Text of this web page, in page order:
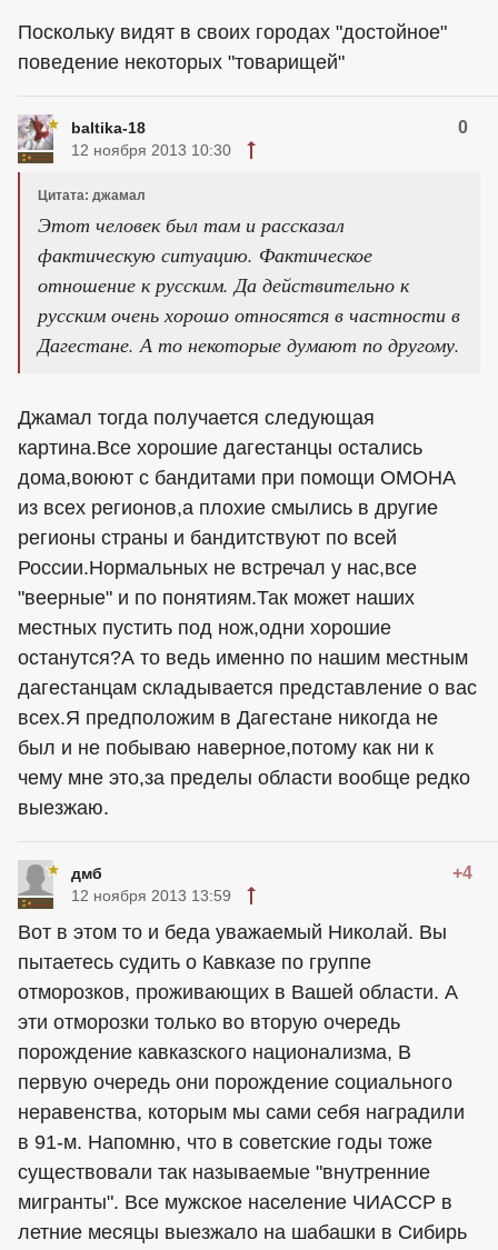
Поскольку видят в своих городах "достойное"
поведение некоторых "товарищей"
baltika-18 0
12 ноября 2013 10:30
Цитата: джамал
Этот человек был там и рассказал
фактическую ситуацию. Фактическое
отношение к русским. Да действительно к
русским очень хорошо относятся в частности в
Дагестане. А то некоторые думают по другому.
Джамал тогда получается следующая
картина.Все хорошие дагестанцы остались
дома,воюют с бандитами при помощи ОМОНА
из всех регионов,а плохие смылись в другие
регионы страны и бандитствуют по всей
России.Нормальных не встречал у нас,все
"веерные" и по понятиям.Так может наших
местных пустить под нож,одни хорошие
останутся?А то ведь именно по нашим местным
дагестанцам складывается представление о вас
всех.Я предположим в Дагестане никогда не
был и не побываю наверное,потому как ни к
чему мне это,за пределы области вообще редко
выезжаю.
дмб +4
12 ноября 2013 13:59
Вот в этом то и беда уважаемый Николай. Вы
пытаетесь судить о Кавказе по группе
отморозков, проживающих в Вашей области. А
эти отморозки только во вторую очередь
порождение кавказского национализма, В
первую очередь они порождение социального
неравенства, которым мы сами себя наградили
в 91-м. Напомню, что в советские годы тоже
существовали так называемые "внутренние
мигранты". Все мужское население ЧИАССР в
летние месяцы выезжало на шабашки в Сибирь